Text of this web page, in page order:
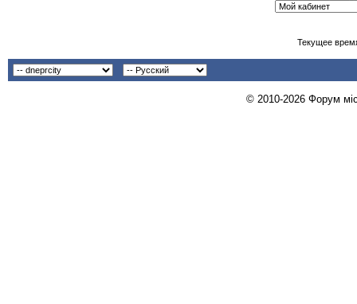
Текущее
© 2010-2026 Форум